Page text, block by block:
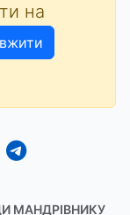
на
МАНДРІВНИКУ